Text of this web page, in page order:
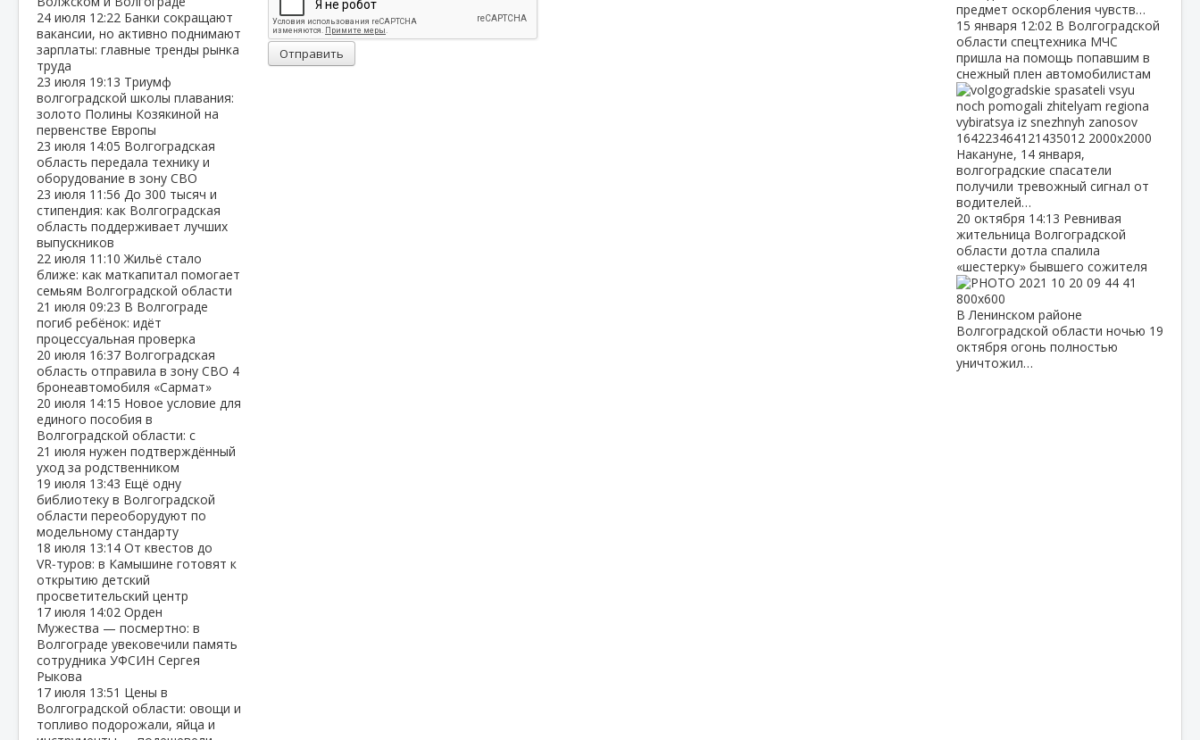
24 июля 12:22 Банки сокращают
вакансии, но активно поднимают
зарплаты: главные тренды рынка
труда
23 июля 19:13 Триумф
волгоградской школы плавания:
золото Полины Козякиной на
первенстве Европы
23 июля 14:05 Волгоградская
область передала технику и
оборудование в зону СВО
23 июля 11:56 До 300 тысяч и
стипендия: как Волгоградская
область поддерживает лучших
выпускников
22 июля 11:10Жильё стало
ближе: как маткапитал помогает
семьям Волгоградской области
21 июля 09:23 В Волгограде
погиб ребёнок: идёт
процессуальная проверка
20 июля 16:37 Волгоградская
область отправила в зону СВО 4
бронеавтомобиля «Сармат»
20 июля 14:15 Новое условие для
единого пособия в
Волгоградской области: с
21 июля нужен подтверждённый
уход за родственником
19 июля 13:43 Ещё одну
библиотеку в Волгоградской
области переоборудуют по
модельному стандарту
18 июля 13:14 От квестов до
VR‑туров: в Камышине готовят к
открытию детский
просветительский центр
17 июля 14:02 Орден
Мужества — посмертно: в
Волгограде увековечили память
сотрудника УФСИН Сергея
Рыкова
17 июля 13:51 Цены в
Волгоградской области: овощи и
топливо подорожали, яйца и
Отправить
предмет оскорбления чувств…
15 января 12:02 В Волгоградской
области спецтехника МЧС
пришла на помощь попавшим в
снежный плен автомобилистам
Накануне, 14 января,
волгоградские спасатели
получили тревожный сигнал от
водителей…
20 октября 14:13 Ревнивая
жительница Волгоградской
области дотла спалила
«шестерку» бывшего сожителя
В Ленинском районе
Волгоградской области ночью 19
октября огонь полностью
уничтожил…